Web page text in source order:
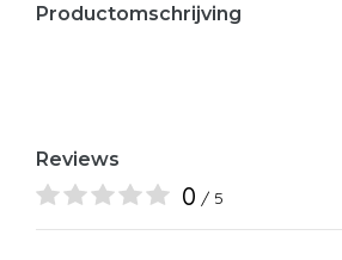
Productomschrijving
Reviews
0 / 5